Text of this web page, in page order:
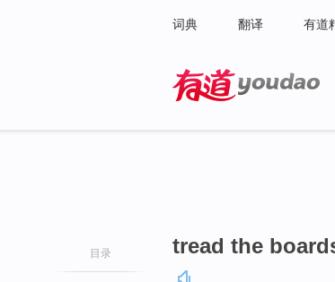
词典 翻译 有道
目录 tread the